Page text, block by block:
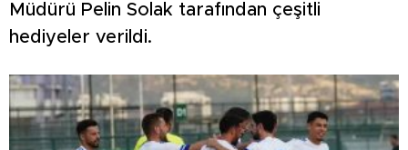
Müdürü Pelin Solak tarafından çeşitli
hediyeler verildi.